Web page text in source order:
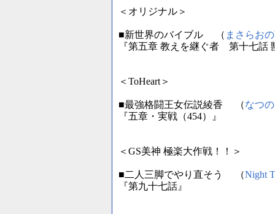
＜オリジナル＞
■新世界のバイブル （ まさらお
『第五章 教えを継ぐ者 第十七話
＜ToHeart＞
■最強格闘王女伝説綾香 （なつ
『五章・実戦（454）』
＜GS美神 極楽大作戦！！＞
■二人三脚でやり直そう （Night
『第九十七話』